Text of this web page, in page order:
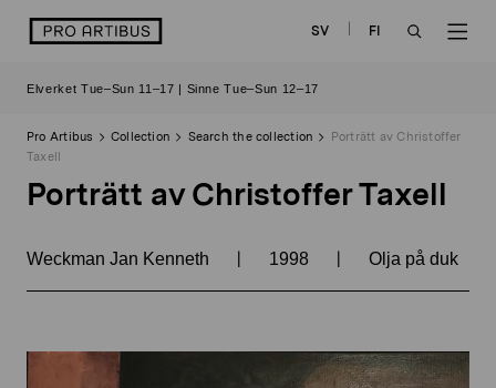
logo SV
FI
Elverket Tue–Sun 11–17 | Sinne Tue–Sun 12–17
Pro Artibus Collection Search the collection
Porträtt av Christoffer
Taxell
Porträtt av Christoffer Taxell
Weckman Jan Kenneth | 1998 | Olja på duk